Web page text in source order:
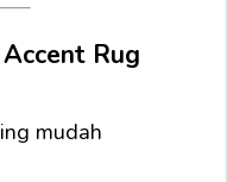
Rug
mudah